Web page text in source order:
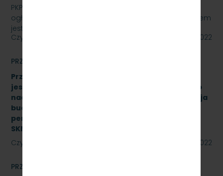
PKP SZYBKA KOLEJ MIEJSKA W TRÓJMIEŚCIE Sp. z o.o.
ogłasza przetarg nieograniczony, którego przedmiotem
jest „sukcesywna dostawa do siedziby…
Czytaj dalej
27 maja 2022
PRZETARGI
Przetarg nieograniczony, którego przedmiotem
jest świadczenie usługi pełnienia kompleksowego
nadzoru inwestorskiego dla zadania „Modernizacja
budynku Dworca Podmiejskiego w Gdyni oraz
peronu SKM na stacji Gdynia Główna” Znak:
SKMMU.086.27.22
Czytaj dalej
24 maja 2022
PRZETARGI